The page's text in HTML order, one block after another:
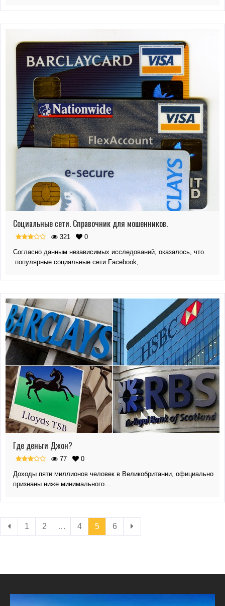
Социальные сети. Справочник для мошенников.
321
0
Согласно данным независимых исследований, оказалось, что
популярные социальные сети Facebook,…
Где деньги Джон?
77
0
Доходы пяти миллионов человек в Великобритании, официально
признаны ниже минимального…
1 2 … 4 5 6